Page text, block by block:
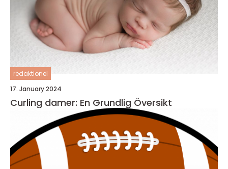
redaktionel
17. January 2024
Curling damer: En Grundlig Översikt